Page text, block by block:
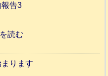
ト
告3
読む
和
ります